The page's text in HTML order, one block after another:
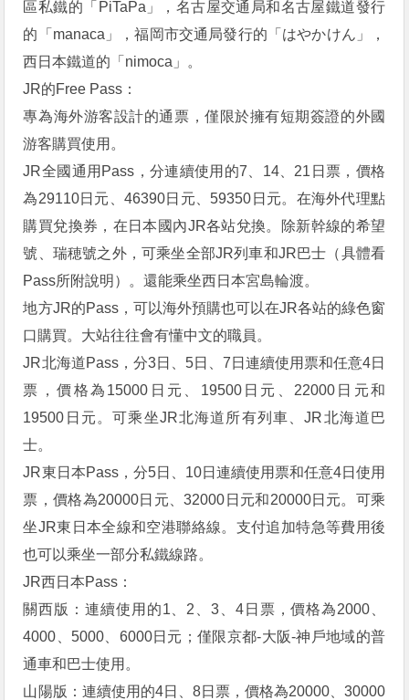
區私鐵的「PiTaPa」，名古屋交通局和名古屋鐵道發行
的「manaca」，福岡市交通局發行的「はやかけん」，
西日本鐵道的「nimoca」。
JR的Free Pass：
專為海外游客設計的通票，僅限於擁有短期簽證的外國
游客購買使用。
JR全國通用Pass，分連續使用的7、14、21日票，價格
為29110日元、46390日元、59350日元。在海外代理點
購買兌換券，在日本國內JR各站兌換。除新幹線的希望
號、瑞穂號之外，可乘坐全部JR列車和JR巴士（具體看
Pass所附說明）。還能乘坐西日本宮島輪渡。
地方JR的Pass，可以海外預購也可以在JR各站的綠色窗
口購買。大站往往會有懂中文的職員。
JR北海道Pass，分3日、5日、7日連續使用票和任意4日
票，價格為15000日元、19500日元、22000日元和
19500日元。可乘坐JR北海道所有列車、JR北海道巴
士。
JR東日本Pass，分5日、10日連續使用票和任意4日使用
票，價格為20000日元、32000日元和20000日元。可乘
坐JR東日本全線和空港聯絡線。支付追加特急等費用後
也可以乘坐一部分私鐵線路。
JR西日本Pass：
關西版：連續使用的1、2、3、4日票，價格為2000、
4000、5000、6000日元；僅限京都-大阪-神戶地域的普
通車和巴士使用。
山陽版：連續使用的4日、8日票，價格為20000、30000